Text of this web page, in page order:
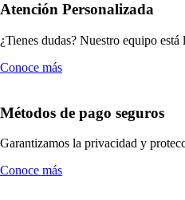
Atención Personalizada
¿Tienes dudas? Nuestro equipo está
Conoce más
Métodos de pago seguros
Garantizamos la privacidad y
Conoce más